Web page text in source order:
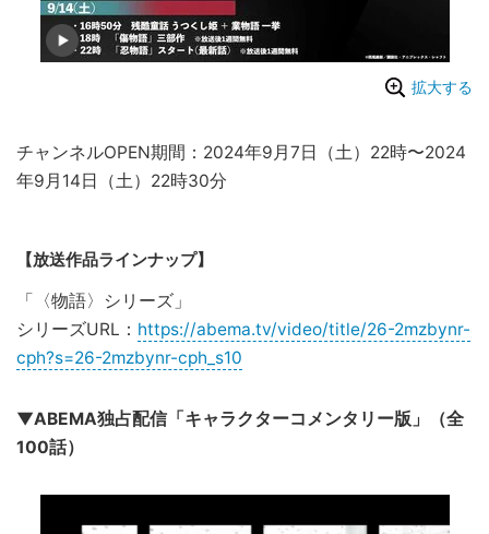
拡大する
チャンネルOPEN期間：2024年9月7日（土）22時〜2024
年9月14日（土）22時30分
【放送作品ラインナップ】
「〈物語〉シリーズ」
シリーズURL： https://abema.tv/video/title/26-2mzbynr-
cph?s=26-2mzbynr-cph_s10
▼ABEMA独占配信「キャラクターコメンタリー版」（全
100話）